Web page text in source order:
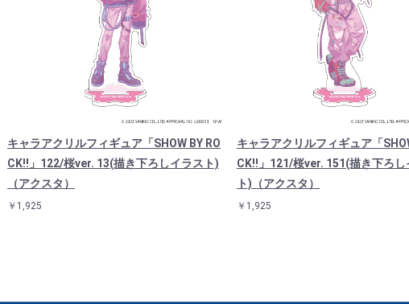
キャラアクリルフィギュア「SHOW BY RO
CK!!」122/桜ver. 13(描き下ろしイラスト)
（アクスタ）
￥1,925
キャラアクリルフィギュア「
CK!!」121/桜ver. 151(描き下ろし
ト)（アクスタ）
￥1,925